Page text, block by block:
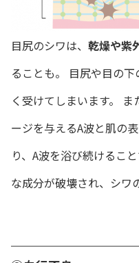
目尻のシワは、 乾燥や紫
ることも。 目尻や目の
く受けてしまいます。
ージを与えるA波と肌の
り、A波を浴び続けるこ
な成分が破壊され、シワ